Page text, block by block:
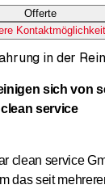
Offerte
in der
sich von
service
clean service
das seit